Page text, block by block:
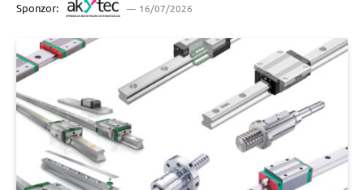
Sponzor: 16/07/2026